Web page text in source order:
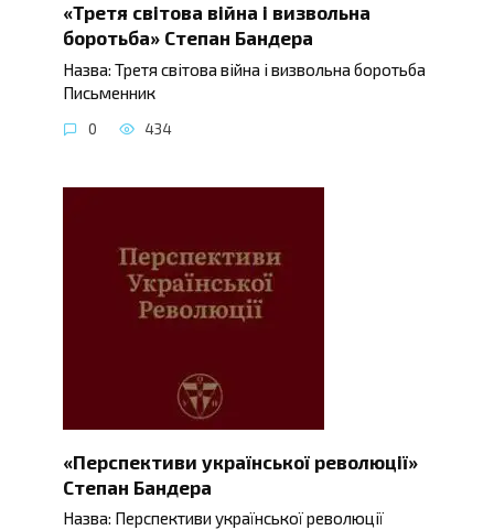
«Третя світова війна і визвольна
боротьба» Степан Бандера
Назва: Третя світова війна і визвольна боротьба
Письменник
0 434
«Перспективи української революції»
Степан Бандера
Назва: Перспективи української революції